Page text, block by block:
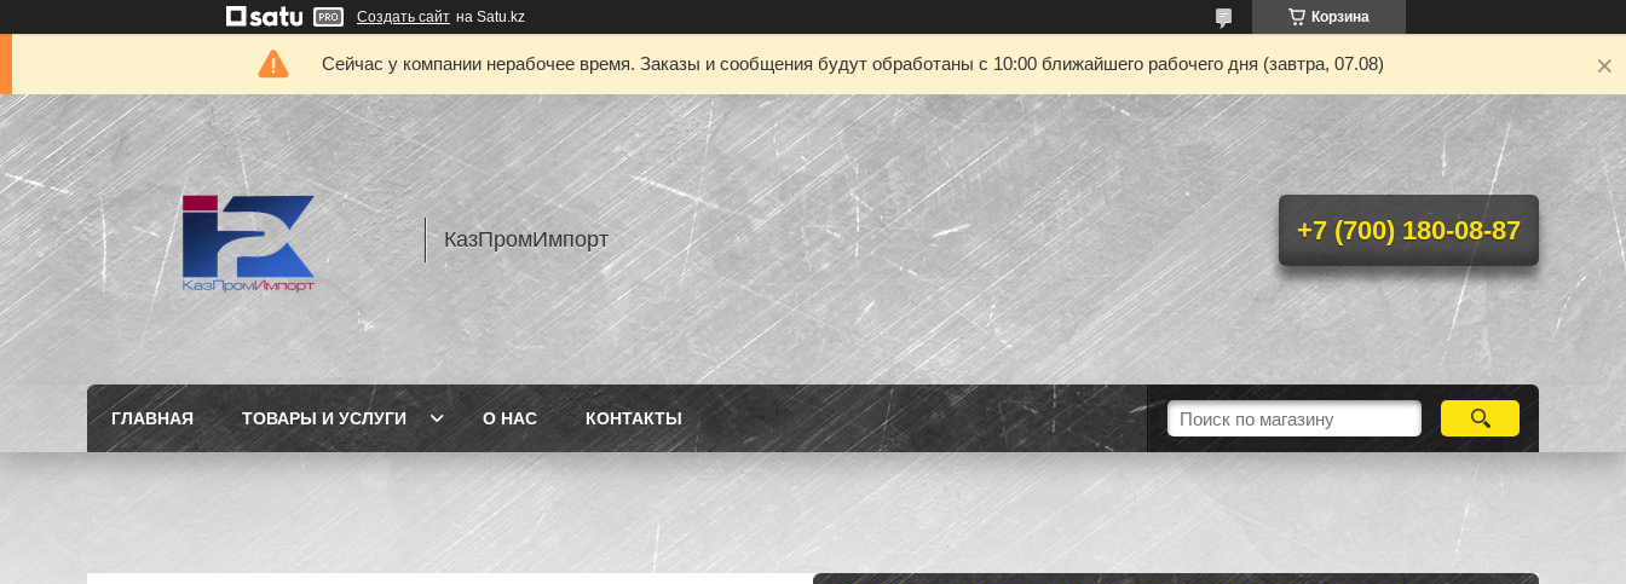
Создать сайт на Satu.kz Корзина
Сейчас у компании нерабочее время. Заказы и сообщения будут обработаны с 10:00 ближайшего рабочего дня (завтра, 07.08)
КазПромИмпорт +7 (700) 180-08-87
ГЛАВНАЯ ТОВАРЫ И УСЛУГИ О НАС КОНТАКТЫ